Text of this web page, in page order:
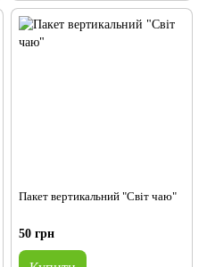
Пакет вертикальний "Світ чаю"
50 грн